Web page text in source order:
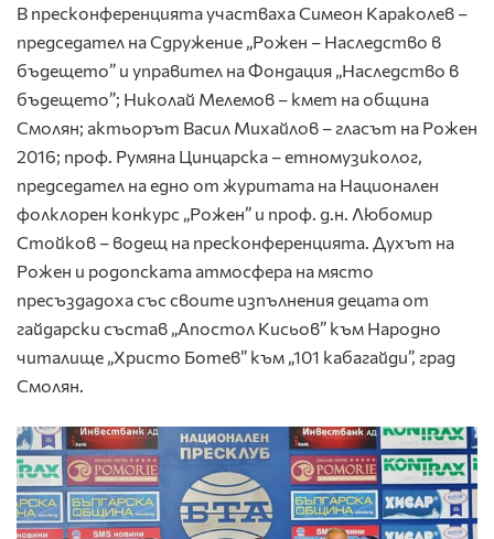
В пресконференцията участваха Симеон Караколев –
председател на Сдружение „Рожен – Наследство в
бъдещето” и управител на Фондация „Наследство в
бъдещето”; Николай Мелемов – кмет на община
Смолян; актьорът Васил Михайлов – гласът на Рожен
2016; проф. Румяна Цинцарска – етномузиколог,
председател на едно от журитата на Национален
фолклорен конкурс „Рожен” и проф. д.н. Любомир
Стойков – водещ на пресконференцията. Духът на
Рожен и родопската атмосфера на място
пресъздадоха със своите изпълнения децата от
гайдарски състав „Апостол Кисьов” към Народно
читалище „Христо Ботев” към „101 кабагайди”, град
Смолян.